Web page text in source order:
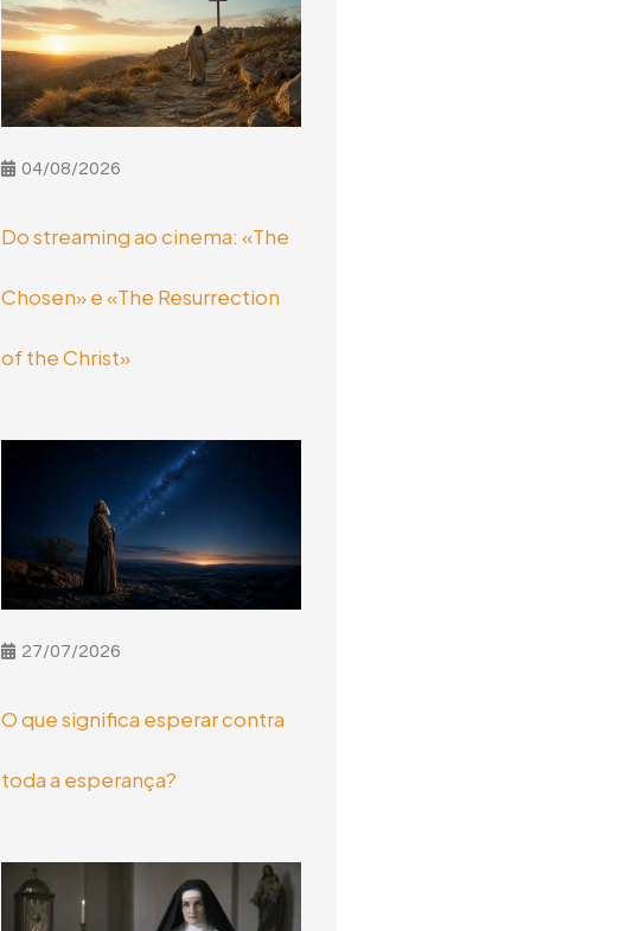
04/08/2026
Do streaming ao cinema: «The
Chosen» e «The Resurrection
of the Christ»
27/07/2026
O que significa esperar contra
toda a esperança?